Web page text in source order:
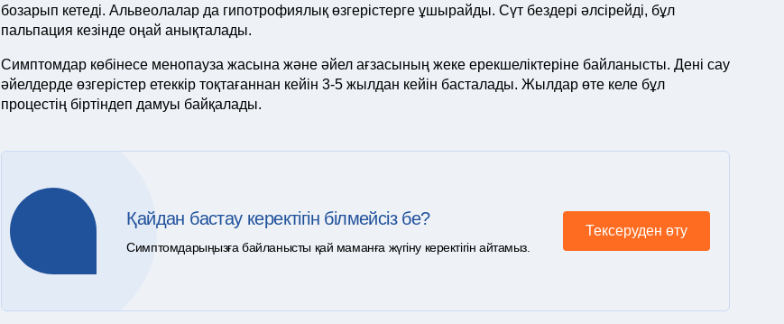
бозарып кетеді. Альвеолалар да гипотрофиялық өзгерістерге ұшырайды. Сүт бездері әлсірейді, бұл
пальпация кезінде оңай анықталады.
Симптомдар көбінесе менопауза жасына және әйел ағзасының жеке ерекшеліктеріне байланысты. Дені сау
әйелдерде өзгерістер етеккір тоқтағаннан кейін 3-5 жылдан кейін басталады. Жылдар өте келе бұл
процестің біртіндеп дамуы байқалады.
Қайдан бастау керектігін білмейсіз бе?
Симптомдарыңызға байланысты қай маманға жүгіну керектігін айтамыз.
Тексеруден өту